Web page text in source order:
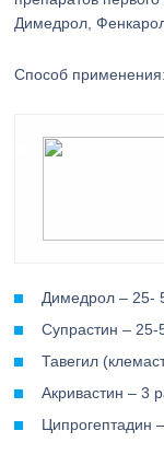
Димедрол,
Способ применения:
Димедрол – 25-
Супрастин – 25-
Тавегил
Акривастин – 3
Ципрогептадин